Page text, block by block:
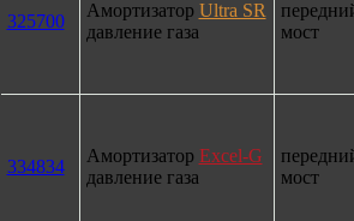
325700
Амортизатор Ultra SR
давление газа
мост
334834
Амортизатор Excel-G
давление газа
мост